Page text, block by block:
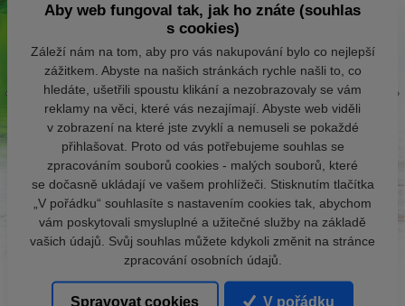
Aby web fungoval tak, jak ho znáte (souhlas
s cookies)
Záleží nám na tom, aby pro vás nakupování bylo co nejlepší
zážitkem. Abyste na našich stránkách rychle našli to, co
hledáte, ušetřili spoustu klikání a nezobrazovaly se vám
reklamy na věci, které vás nezajímají. Abyste web viděli
v zobrazení na které jste zvyklí a nemuseli se pokaždé
přihlašovat. Proto od vás potřebujeme souhlas se
zpracováním souborů cookies - malých souborů, které
se dočasně ukládají ve vašem prohlížeči. Stisknutím tlačítka
„V pořádku“ souhlasíte s nastavením cookies tak, abychom
vám poskytovali smysluplné a užitečné služby na základě
vašich údajů. Svůj souhlas můžete kdykoli změnit na stránce
zpracování osobních údajů.
Spravovat cookies V pořádku